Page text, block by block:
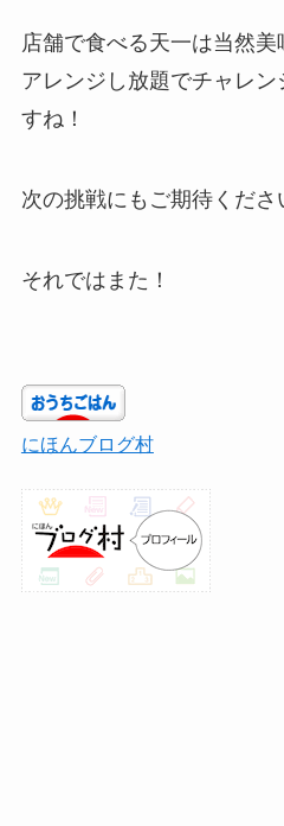
店舗で食べる天一は当然美
アレンジし放題でチャレ
すね！
次の挑戦にもご期待くださ
それではまた！
にほんブログ村